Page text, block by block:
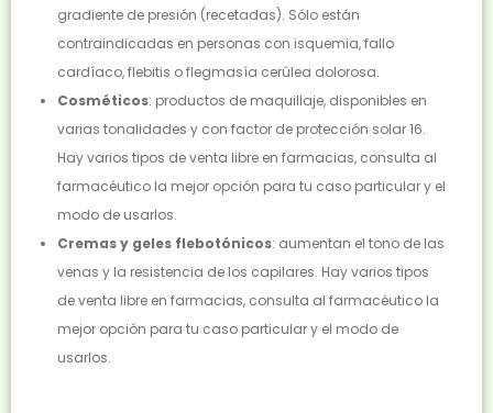
gradiente de presión (recetadas). Sólo están
contraindicadas en personas con isquemia, fallo
cardíaco, flebitis o flegmasía cerúlea dolorosa.
Cosméticos: productos de maquillaje, disponibles en
varias tonalidades y con factor de protección solar 16.
Hay varios tipos de venta libre en farmacias, consulta al
farmacéutico la mejor opción para tu caso particular y el
modo de usarlos.
Cremas y geles flebotónicos: aumentan el tono de las
venas y la resistencia de los capilares. Hay varios tipos
de venta libre en farmacias, consulta al farmacéutico la
mejor opción para tu caso particular y el modo de
usarlos.